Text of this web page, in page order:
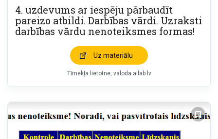
4. uzdevums ar iespēju pārbaudīt
pareizo atbildi. Darbības vārdi. Uzraksti
darbības vārdu nenoteiksmes formas!
Uz materiālu
Tīmekļa lietotne valoda.ailab.lv